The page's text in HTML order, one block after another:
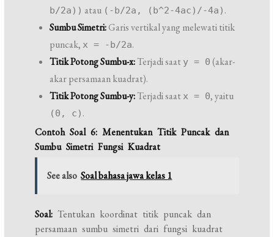
b/2a)) atau (-b/2a, (b^2-4ac)/-4a) .
Sumbu Simetri:Garis vertikal yang melewati titik
puncak, x = -b/2a.
Titik Potong Sumbu-x:Terjadi saat y = 0 (akar-
akar persamaan kuadrat).
Titik Potong Sumbu-y:Terjadi saat x = 0, yaitu
(0, c) .
Contoh Soal 6: Menentukan Titik Puncak dan
Sumbu Simetri Fungsi Kuadrat
See also Soal bahasa jawa kelas 1
Soal: Tentukan koordinat titik puncak dan
persamaan sumbu simetri dari fungsi kuadrat